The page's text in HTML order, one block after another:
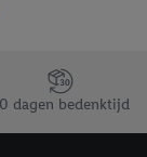
dagen bedenktijd